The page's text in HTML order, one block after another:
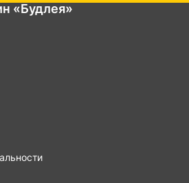
«Будлея»